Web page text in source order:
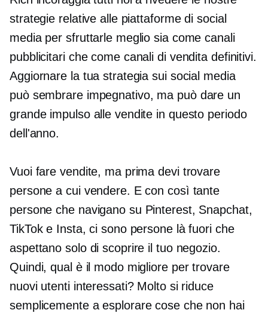
strategie relative alle piattaforme di social
media per sfruttarle meglio sia come canali
pubblicitari che come canali di vendita definitivi.
Aggiornare la tua strategia sui social media
può sembrare impegnativo, ma può dare un
grande impulso alle vendite in questo periodo
dell'anno.
Vuoi fare vendite, ma prima devi trovare
persone a cui vendere. E con così tante
persone che navigano su Pinterest, Snapchat,
TikTok e Insta, ci sono persone là fuori che
aspettano solo di scoprire il tuo negozio.
Quindi, qual è il modo migliore per trovare
nuovi utenti interessati? Molto si riduce
semplicemente a esplorare cose che non hai